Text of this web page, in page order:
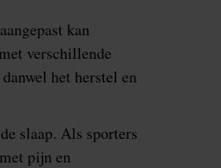
kan
verschillende
het herstel en
slaap. Als sporters
pijn en